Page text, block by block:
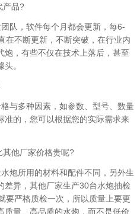
品?
，软件每个月都会更新，每6-
在不断更新，不断突破，在行业内
炮，有些不仅在技术上落后，甚至
。
多种因素，如参数、型号、数量
准的，您可以根据您的实际需求来
他厂家价格贵呢?
所用的材料和配件不同，另外生
差异，其他厂家生产30台水炮抽检
要严格质检一次，所以质量上要更
质量、高品质的水炮，而不是低价